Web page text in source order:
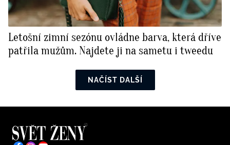
Letošní zimní sezónu ovládne barva, která dříve
patřila mužům. Najdete ji na sametu i tweedu
NAČÍST DALŠÍ